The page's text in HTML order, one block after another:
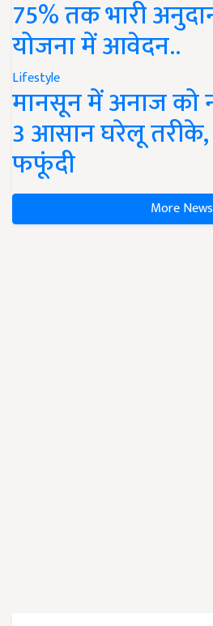
75% तक भारी
योजना में आवेदन..
Lifestyle
मानसून में अनाज को
3 आसान घरेलू
फफूंदी
More News